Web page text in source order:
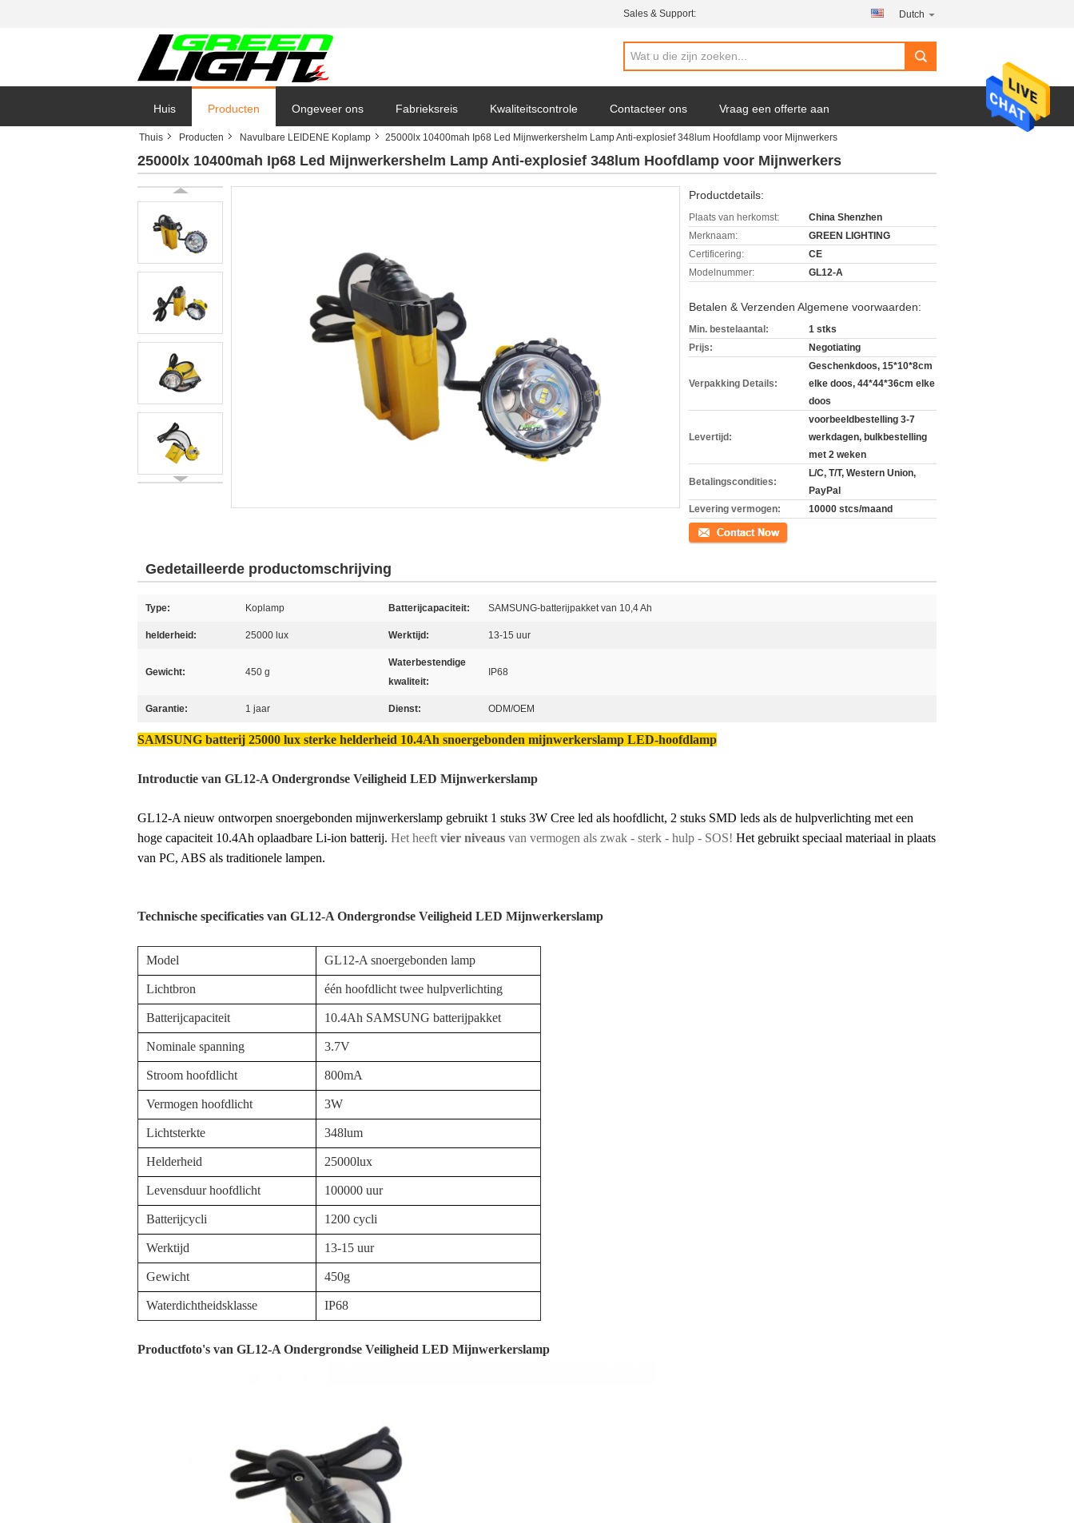
Sales & Support: Dutch
Huis Producten Ongeveer ons Fabrieksreis Kwaliteitscontrole Contacteer ons Vraag een offerte aan
Thuis Producten Navulbare LEIDENE Koplamp 25000lx 10400mah Ip68 Led Mijnwerkershelm Lamp Anti-explosief 348lum Hoofdlamp voor Mijnwerkers
25000lx 10400mah Ip68 Led Mijnwerkershelm Lamp Anti-explosief 348lum Hoofdlamp voor Mijnwerkers
Productdetails:
Plaats van herkomst:
China Shenzhen
Merknaam:
GREEN LIGHTING
Certificering:
CE
Modelnummer:
GL12-A
Betalen & Verzenden Algemene voorwaarden:
Min. bestelaantal:
1 stks
Prijs:
Negotiating
Verpakking Details:
Geschenkdoos, 15*10*8cm
elke doos, 44*44*36cm elke
doos
Levertijd:
voorbeeldbestelling 3-7
werkdagen, bulkbestelling
met 2 weken
Betalingscondities:
L/C, T/T, Western Union,
PayPal
Levering vermogen:
10000 stcs/maand
Contact
Gedetailleerde productomschrijving
Type: Koplamp Batterijcapaciteit: SAMSUNG-batterijpakket van 10,4 Ah
helderheid: 25000 lux Werktijd: 13-15 uur
Gewicht: 450 g
Waterbestendige
kwaliteit:
IP68
Garantie: 1 jaar Dienst: ODM/OEM
SAMSUNG batterij 25000 lux sterke helderheid 10.4Ah snoergebonden mijnwerkerslamp LED-hoofdlamp
Introductie van GL12-A Ondergrondse Veiligheid LED Mijnwerkerslamp
GL12-A nieuw ontworpen snoergebonden mijnwerkerslamp gebruikt 1 stuks 3W Cree led als hoofdlicht, 2 stuks SMD leds als de hulpverlichting met een
hoge capaciteit 10.4Ah oplaadbare Li-ion batterij. Het heeft vier niveaus van vermogen als zwak - sterk - hulp - SOS! Het gebruikt speciaal materiaal in plaats
van PC, ABS als traditionele lampen.
Technische specificaties van GL12-A Ondergrondse Veiligheid LED Mijnwerkerslamp
Model GL12-A snoergebonden lamp
Lichtbron één hoofdlicht twee hulpverlichting
Batterijcapaciteit 10.4Ah SAMSUNG batterijpakket
Nominale spanning 3.7V
Stroom hoofdlicht 800mA
Vermogen hoofdlicht 3W
Lichtsterkte 348lum
Helderheid 25000lux
Levensduur hoofdlicht 100000 uur
Batterijcycli 1200 cycli
Werktijd 13-15 uur
Gewicht 450g
Waterdichtheidsklasse IP68
Productfoto's van GL12-A Ondergrondse Veiligheid LED Mijnwerkerslamp